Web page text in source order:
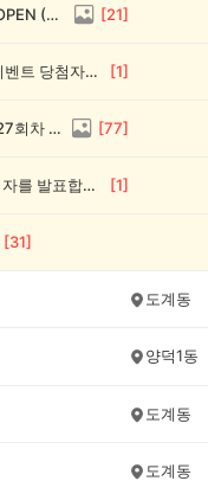
전원 1,000캐시! 🥳 우리 동네 썰전 14회차 OPEN (~8/17) [21]
💰[당첨자 발표] 26회차 우리 동네 정보왕 이벤트 당첨자를 발표합니다! [1]
💸 전원 2,000캐시 지급! 우리 동네 정보왕 27회차 (~8/10) [77]
💰[당첨자 발표] 우리 동네 썰전 12회차 당첨자를 발표합니다! [1]
[31]
도계동
양덕1동
도계동
도계동